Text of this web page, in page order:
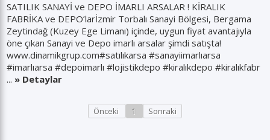
SATILIK SANAYİ ve DEPO İMARLI ARSALAR ! KİRALIK
FABRİKA ve DEPO’larİzmir Torbalı Sanayi Bölgesi, Bergama
Zeytindağ (Kuzey Ege Limanı) içinde, uygun fiyat avantajıyla
öne çıkan Sanayi ve Depo imarlı arsalar şimdi satışta!
www.dinamikgrup.com#satılıkarsa #sanayiimarlıarsa
#imarlıarsa #depoimarlı #lojistikdepo #kiralıkdepo #kiralıkfabr
... » Detaylar
Önceki 1 Sonraki